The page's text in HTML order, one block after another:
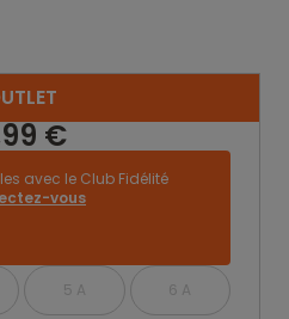
€
avec le Club Fidélité
vous
5 A 6 A